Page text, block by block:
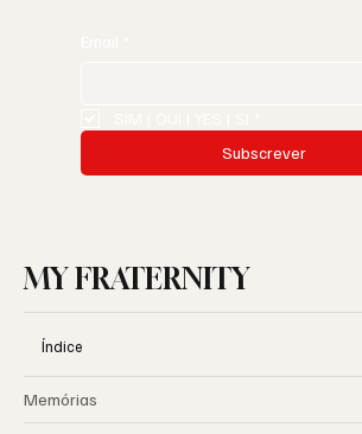
Subscrever
MY FRATERNITY
Índice
Memórias